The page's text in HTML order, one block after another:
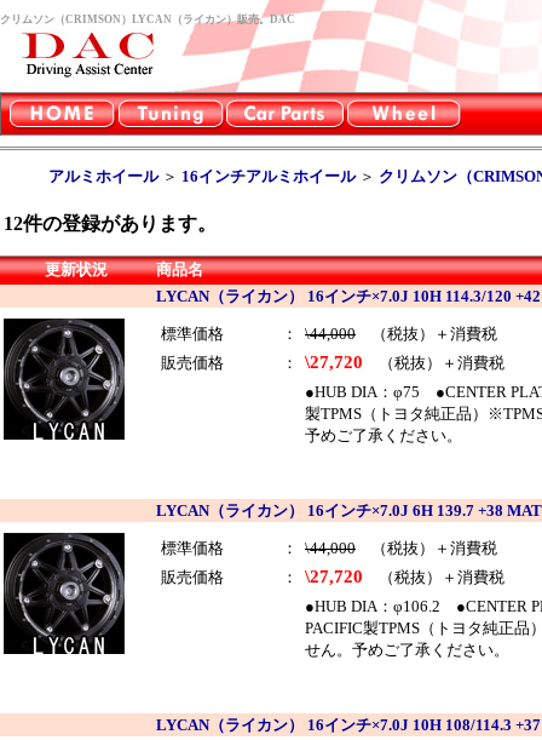
クリムソン（CRIMSON）LYCAN（ライカン）販売。DAC
アルミホイール＞ 16インチアルミホイール＞ クリムソン（
12件の登録があります。
更新状況
商品名
LYCAN（ライカン） 16インチ×7.0J 10H 114.3/120
標準価格 ： \44,000 （税抜）＋消費税
販売価格
： \27,720 （税抜）＋消費税
●HUB DIA：φ75 ●CENTER
製TPMS（トヨタ純正品）
予めご了承ください。
LYCAN（ライカン） 16インチ×7.0J 6H 139.7 +38
標準価格 ： \44,000 （税抜）＋消費税
販売価格
： \27,720 （税抜）＋消費税
●HUB DIA：φ106.2 ●CENTER
PACIFIC製TPMS（トヨタ純正
せん。予めご了承ください。
LYCAN（ライカン） 16インチ×7.0J 10H 108/114.3